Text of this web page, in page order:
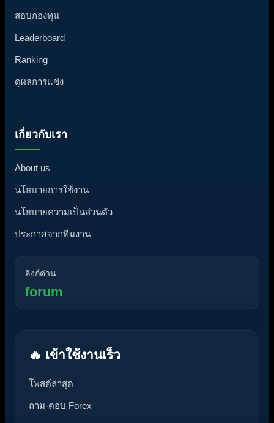
สอบกองทุน
Leaderboard
Ranking
ดูผลการแข่ง
เกี่ยวกับเรา
About us
นโยบายการใช้งาน
นโยบายความเป็นส่วนตัว
ประกาศจากทีมงาน
ลิงก์ด่วน
forum
🔥 เข้าใช้งานเร็ว
โพสต์ล่าสุด
ถาม-ตอบ Forex